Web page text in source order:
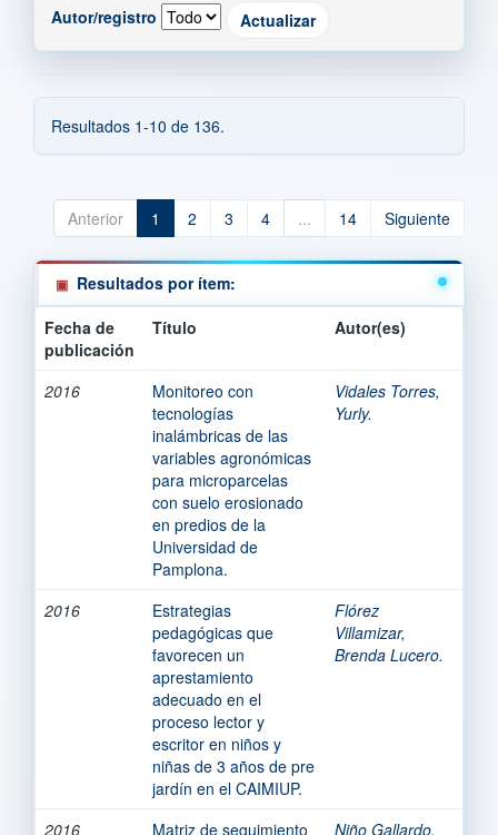
Autor/registro
Resultados 1-10 de 136.
Anterior 1 2 3 4 ... 14 Siguiente
Resultados por ítem:
Fecha de
publicación
Título Autor(es)
2016
Monitoreo con
tecnologías
inalámbricas de las
variables agronómicas
para microparcelas
con suelo erosionado
en predios de la
Universidad de
Pamplona.
Vidales Torres,
Yurly.
2016
Estrategias
pedagógicas que
favorecen un
aprestamiento
adecuado en el
proceso lector y
escritor en niños y
niñas de 3 años de pre
jardín en el CAIMIUP.
Flórez
Villamizar,
Brenda Lucero.
2016 Matriz de seguimiento Niño Gallardo,